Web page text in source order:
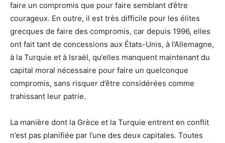
faire un compromis que pour faire semblant d’être
courageux. En outre, il est très difficile pour les élites
grecques de faire des compromis, car depuis 1996, elles
ont fait tant de concessions aux États-Unis, à l’Allemagne,
à la Turquie et à Israël, qu’elles manquent maintenant du
capital moral nécessaire pour faire un quelconque
compromis, sans risquer d’être considérées comme
trahissant leur patrie.
La manière dont la Grèce et la Turquie entrent en conflit
n’est pas planifiée par l’une des deux capitales. Toutes